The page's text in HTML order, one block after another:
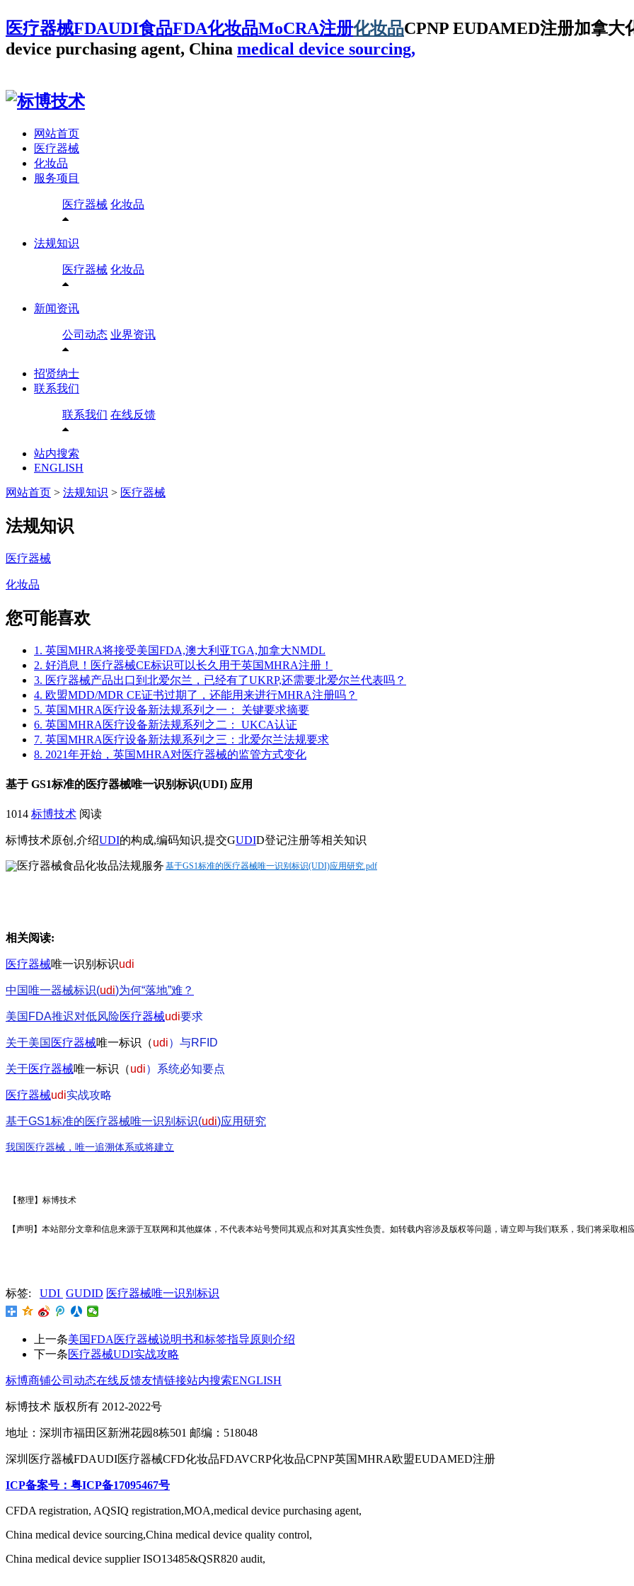
医疗器械FDAUDI食品FDA化妆品MoCRA注册化妆品CPNP EUDAMED注册加拿大
device purchasing agent, China medical device sourcing,
网站首页
医疗器械
化妆品
服务项目
医疗器械 化妆品
法规知识
医疗器械 化妆品
新闻资讯
公司动态 业界资讯
招贤纳士
联系我们
联系我们 在线反馈
站内搜索
ENGLISH
网站首页 > 法规知识 > 医疗器械
法规知识
医疗器械
化妆品
您可能喜欢
1. 英国MHRA将接受美国FDA,澳大利亚TGA,加拿大NMDL
2. 好消息！医疗器械CE标识可以长久用于英国MHRA注册！
3. 医疗器械产品出口到北爱尔兰，已经有了UKRP,还需要北爱尔兰代表吗？
4. 欧盟MDD/MDR CE证书过期了，还能用来进行MHRA注册吗？
5. 英国MHRA医疗设备新法规系列之一： 关键要求摘要
6. 英国MHRA医疗设备新法规系列之二： UKCA认证
7. 英国MHRA医疗设备新法规系列之三：北爱尔兰法规要求
8. 2021年开始，英国MHRA对医疗器械的监管方式变化
基于 GS1标准的医疗器械唯一识别标识(UDI) 应用
1014 标博技术 阅读
标博技术原创,介绍UDI的构成,编码知识,提交GUDID登记注册等相关知识
基于GS1标准的医疗器械唯一识别标识(UDI)应用研究.pdf
相关阅读:
医疗器械唯一识别标识udi
中国唯一器械标识(udi)为何“落地”难？
美国FDA推迟对低风险医疗器械udi要求
关于美国 医疗器械唯一标识（udi）与RFID
关于医疗器械唯一标识（udi）系统必知要点
医疗器械udi实战攻略
基于GS1标准的医疗器械唯一识别标识(udi)应用研究
我国医疗器械，唯一追溯体系或将建立
【整理 】标博技术
【声明】本站部分文章和信息来源于互联网和其他媒体，不代表本站号赞同其观点和对其真实性负责。如转载内容涉及版权等问题，请立即与我们联系，我们将采取相
标签: UDI GUDID 医疗器械唯一识别标识
上一条美国FDA医疗器械说明书和标签指导原则介绍
下一条医疗器械UDI实战攻略
标博商铺公司动态在线反馈友情链接站内搜索ENGLISH
标博技术 版权所有 2012-2022号
地址：深圳市福田区新洲花园8栋501 邮编：518048
深圳医疗器械FDAUDI医疗器械CFD化妆品FDAVCRP化妆品CPNP英国MHRA欧盟EUDAMED注册
ICP备案号：粤ICP备17095467号
CFDA registration, AQSIQ registration,MOA,medical device purchasing agent,
China medical device sourcing,China medical device quality control,
China medical device supplier ISO13485&QSR820 audit,